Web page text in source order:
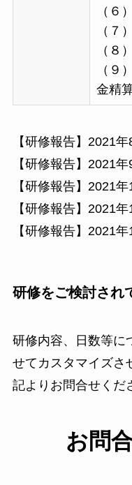
（６
（７
（８
（９
金精
【研修報告】2021
【研修報告】2021
【研修報告】2021
【研修報告】2021
【研修報告】2021
研修をご検討され
研修内容、日数等に
せてカスタマイズさ
記よりお問合せくだ
お問